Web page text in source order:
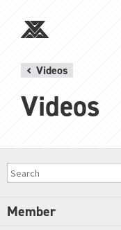
Videos
Videos
Member